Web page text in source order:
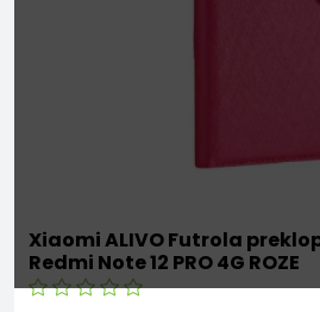
Xiaomi ALIVO Futrola
Redmi Note 12 PRO 4G ROZE